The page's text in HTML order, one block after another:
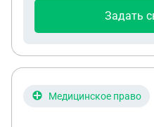
подходящая статья или
которая поможет в моей
Задать
Медицинское право